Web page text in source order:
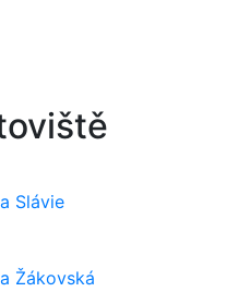
Slávie
Žákovská